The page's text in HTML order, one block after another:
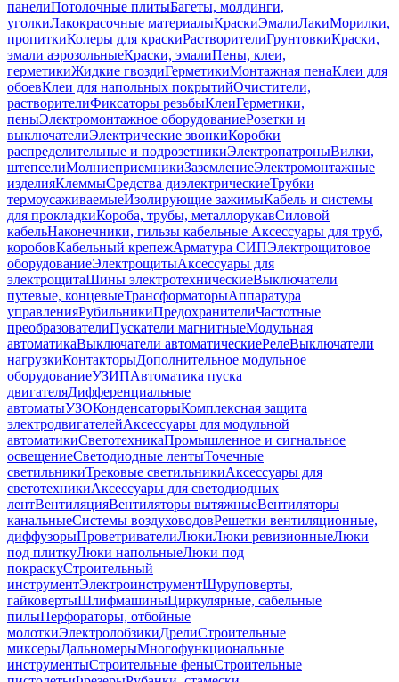
панелиПотолочные плитыБагеты, молдинги,
уголкиЛакокрасочные материалыКраскиЭмалиЛакиМорилки,
пропиткиКолеры для краскиРастворителиГрунтовкиКраски,
эмали аэрозольныеКраски, эмалиПены, клеи,
герметикиЖидкие гвоздиГерметикиМонтажная пенаКлеи для
обоевКлеи для напольных покрытийОчистители,
растворителиФиксаторы резьбыКлеиГерметики,
пеныЭлектромонтажное оборудованиеРозетки и
выключателиЭлектрические звонкиКоробки
распределительные и подрозетникиЭлектропатроныВилки,
штепселиМолниеприемникиЗаземлениеЭлектромонтажные
изделияКлеммыСредства диэлектрическиеТрубки
термоусаживаемыеИзолирующие зажимыКабель и системы
для прокладкиКороба, трубы, металлорукавСиловой
кабельНаконечники, гильзы кабельные Аксессуары для труб,
коробовКабельный крепежАрматура СИПЭлектрощитовое
оборудованиеЭлектрощитыАксессуары для
электрощитаШины электротехническиеВыключатели
путевые, концевыеТрансформаторыАппаратура
управленияРубильникиПредохранителиЧастотные
преобразователиПускатели магнитныеМодульная
автоматикаВыключатели автоматическиеРелеВыключатели
нагрузкиКонтакторыДополнительное модульное
оборудованиеУЗИПАвтоматика пуска
двигателяДифференциальные
автоматыУЗОКонденсаторыКомплексная защита
электродвигателейАксессуары для модульной
автоматикиСветотехникаПромышленное и сигнальное
освещениеСветодиодные лентыТочечные
светильникиТрековые светильникиАксессуары для
светотехникиАксессуары для светодиодных
лентВентиляцияВентиляторы вытяжныеВентиляторы
канальныеСистемы воздуховодовРешетки вентиляционные,
диффузорыПроветривателиЛюкиЛюки ревизионныеЛюки
под плиткуЛюки напольныеЛюки под
покраскуСтроительный
инструментЭлектроинструментШуруповерты,
гайковертыШлифмашиныЦиркулярные, сабельные
пилыПерфораторы, отбойные
молоткиЭлектролобзикиДрелиСтроительные
миксерыДальномерыМногофункциональные
инструментыСтроительные феныСтроительные